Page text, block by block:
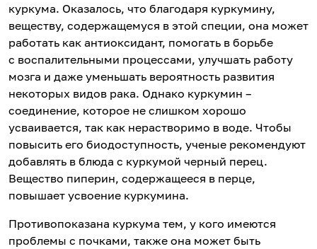
куркума. Оказалось, что благодаря куркумину,
веществу, содержащемуся в этой специи, она может
работать как антиоксидант, помогать в борьбе
с воспалительными процессами, улучшать работу
мозга и даже уменьшать вероятность развития
некоторых видов рака. Однако куркумин –
соединение, которое не слишком хорошо
усваивается, так как нерастворимо в воде. Чтобы
повысить его биодоступность, ученые рекомендуют
добавлять в блюда с куркумой черный перец.
Вещество пиперин, содержащееся в перце,
повышает усвоение куркумина.
Противопоказана куркума тем, у кого имеются
проблемы с почками, также она может быть